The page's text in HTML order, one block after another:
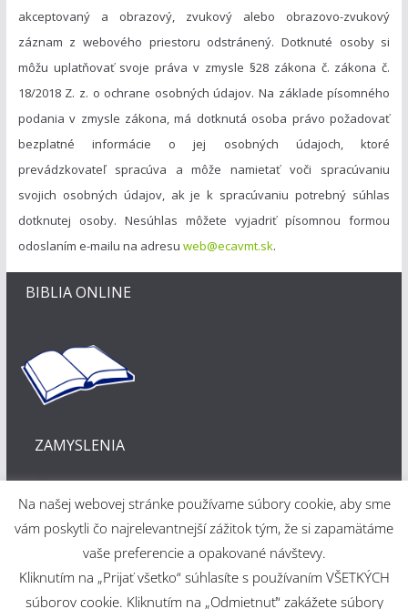
akceptovaný a obrazový, zvukový alebo obrazovo-zvukový
záznam z webového priestoru odstránený. Dotknuté osoby si
môžu uplatňovať svoje práva v zmysle §28 zákona č. zákona č.
18/2018 Z. z. o ochrane osobných údajov. Na základe písomného
podania v zmysle zákona, má dotknutá osoba právo požadovať
bezplatné informácie o jej osobných údajoch, ktoré
prevádzkovateľ spracúva a môže namietať voči spracúvaniu
svojich osobných údajov, ak je k spracúvaniu potrebný súhlas
dotknutej osoby. Nesúhlas môžete vyjadriť písomnou formou
odoslaním e-mailu na adresu web@ecavmt.sk.
BIBLIA ONLINE
ZAMYSLENIA
Webové riešenie
Na našej webovej stránke používame súbory cookie, aby sme
vám poskytli čo najrelevantnejší zážitok tým, že si zapamätáme
vaše preferencie a opakované návštevy.
Kliknutím na „Prijať všetko“ súhlasíte s používaním VŠETKÝCH
súborov cookie. Kliknutím na „Odmietnuť“ zakážete súbory